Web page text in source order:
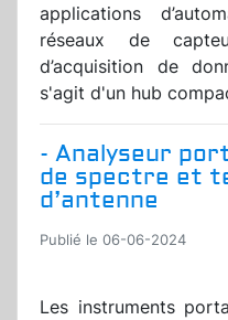
applications
réseaux de
d’acquisition de
s'agit d'un hub
- Analyseur
de spectre et
d’antenne
Publié le 06-06-2024
Les instruments